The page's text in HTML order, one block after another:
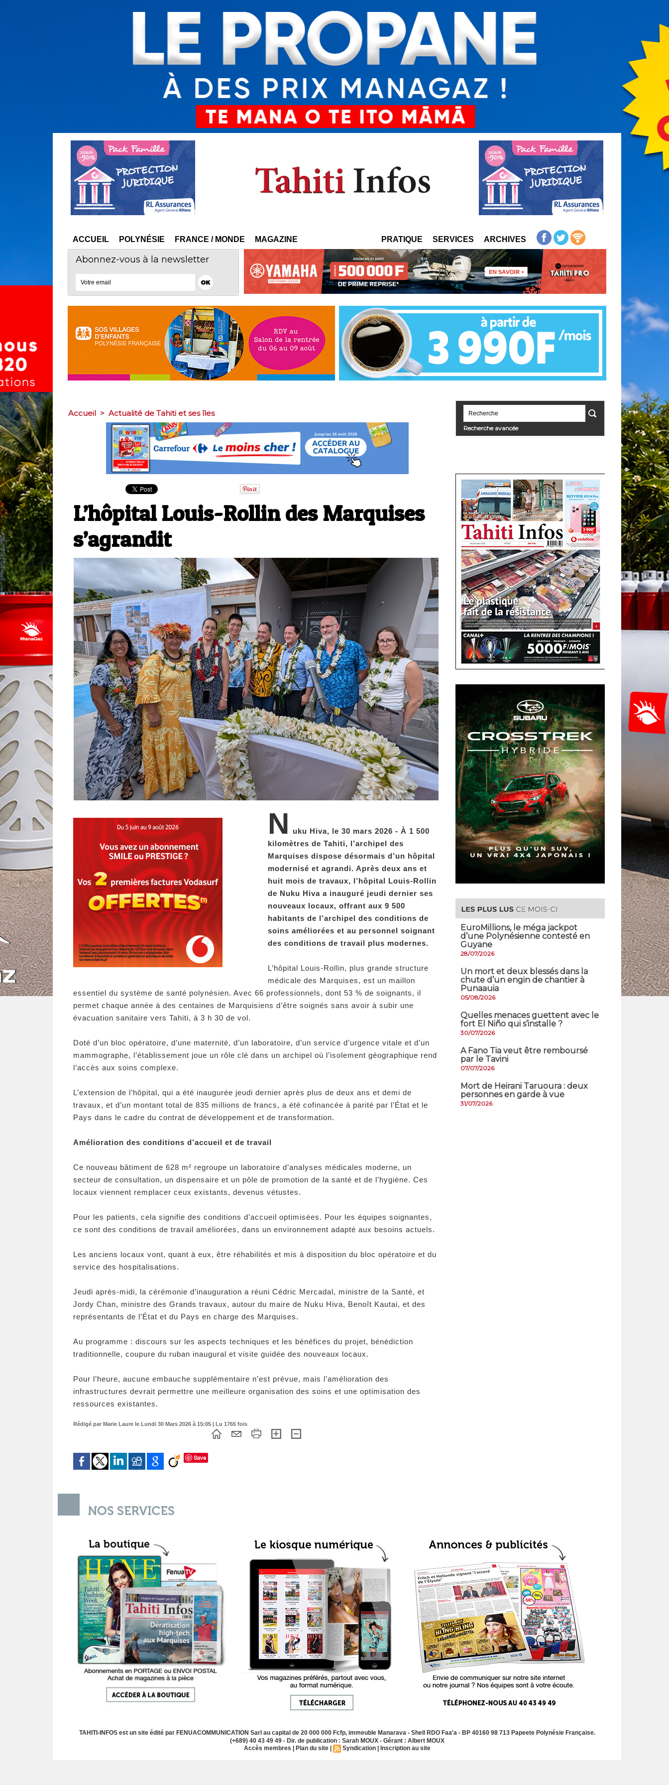
ACCUEIL POLYNÉSIE FRANCE / MONDE MAGAZINE PRATIQUE SERVICES ARCHIVES
Abonnez-vous à la newsletter
Accueil > Actualité de Tahiti et ses îles
L’hôpital Louis-Rollin des Marquises
s’agrandit
N
uku Hiva, le 30 mars 2026 - À 1 500
kilomètres de Tahiti, l’archipel des
Marquises dispose désormais d’un hôpital
modernisé et agrandi. Après deux ans et
huit mois de travaux, l’hôpital Louis-Rollin
de Nuku Hiva a inauguré jeudi dernier ses
nouveaux locaux, offrant aux 9 500
habitants de l’archipel des conditions de
soins améliorées et au personnel soignant
des conditions de travail plus modernes.
L’hôpital Louis-Rollin, plus grande structure
médicale des Marquises, est un maillon
essentiel du système de santé polynésien. Avec 66 professionnels, dont 53 % de soignants, il
permet chaque année à des centaines de Marquisiens d’être soignés sans avoir à subir une
évacuation sanitaire vers Tahiti, à 3 h 30 de vol.
Doté d’un bloc opératoire, d’une maternité, d’un laboratoire, d’un service d’urgence vitale et d’un
mammographe, l’établissement joue un rôle clé dans un archipel où l’isolement géographique rend
l’accès aux soins complexe.
L’extension de l’hôpital, qui a été inaugurée jeudi dernier après plus de deux ans et demi de
travaux, et d’un montant total de 835 millions de francs, a été cofinancée à parité par l’État et le
Pays dans le cadre du contrat de développement et de transformation.
Amélioration des conditions d’accueil et de travail
Ce nouveau bâtiment de 628 m² regroupe un laboratoire d’analyses médicales moderne, un
secteur de consultation, un dispensaire et un pôle de promotion de la santé et de l’hygiène. Ces
locaux viennent remplacer ceux existants, devenus vétustes.
Pour les patients, cela signifie des conditions d’accueil optimisées. Pour les équipes soignantes,
ce sont des conditions de travail améliorées, dans un environnement adapté aux besoins actuels.
Les anciens locaux vont, quant à eux, être réhabilités et mis à disposition du bloc opératoire et du
service des hospitalisations.
Jeudi après-midi, la cérémonie d’inauguration a réuni Cédric Mercadal, ministre de la Santé, et
Jordy Chan, ministre des Grands travaux, autour du maire de Nuku Hiva, Benoît Kautai, et des
représentants de l’État et du Pays en charge des Marquises.
Au programme : discours sur les aspects techniques et les bénéfices du projet, bénédiction
traditionnelle, coupure du ruban inaugural et visite guidée des nouveaux locaux.
Pour l’heure, aucune embauche supplémentaire n’est prévue, mais l’amélioration des
infrastructures devrait permettre une meilleure organisation des soins et une optimisation des
ressources existantes.
Rédigé par Marie Laure le Lundi 30 Mars 2026 à 15:05 | Lu 1765 fois
Save
Recherche avancée
EuroMillions, ​le méga jackpot
d’une Polynésienne contesté en
Guyane
28/07/2026
​Un mort et deux blessés dans la
chute d’un engin de chantier à
Punaauia
05/08/2026
Quelles menaces guettent avec le
fort El Niño qui s’installe ?
30/07/2026
A Fano Tia veut être remboursé
par le Tavini
07/07/2026
Mort de Heirani Taruoura : deux
personnes en garde à vue
31/07/2026
TAHITI-INFOS est un site édité par FENUACOMMUNICATION Sarl au capital de 20 000 000 Fcfp, immeuble Manarava - Shell RDO Faa'a - BP 40160 98 713 Papeete Polynésie Française.
(+689) 40 43 49 49 - Dir. de publication : Sarah MOUX - Gérant : Albert MOUX
Accès membres
Plan du site Syndication Inscription au site